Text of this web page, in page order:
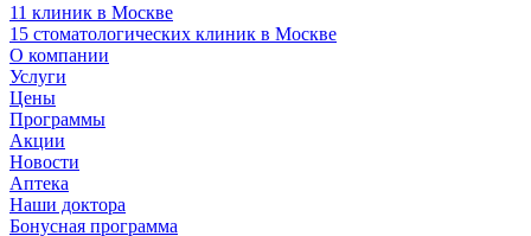
11 клиник в Москве
15 стоматологических клиник в Москве
О компании
Услуги
Цены
Программы
Акции
Новости
Аптека
Наши доктора
Бонусная программа